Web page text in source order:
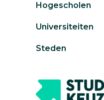
Hogescholen
Universiteiten
Steden